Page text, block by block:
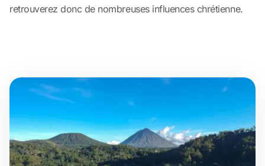
retrouverez donc de nombreuses influences chrétienne.